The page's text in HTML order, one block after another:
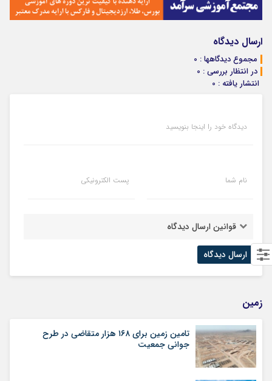
ارسال دیدگاه
مجموع دیدگاهها : 0
در انتظار بررسی : 0
انتشار یافته : 0
دیدگاه خود را اینجا بنویسید
نام شما پست الکترونیکی
قوانین ارسال دیدگاه
زمین
تامین زمین برای ۱۶۸ هزار متقاضی در طرح
جوانی جمعیت